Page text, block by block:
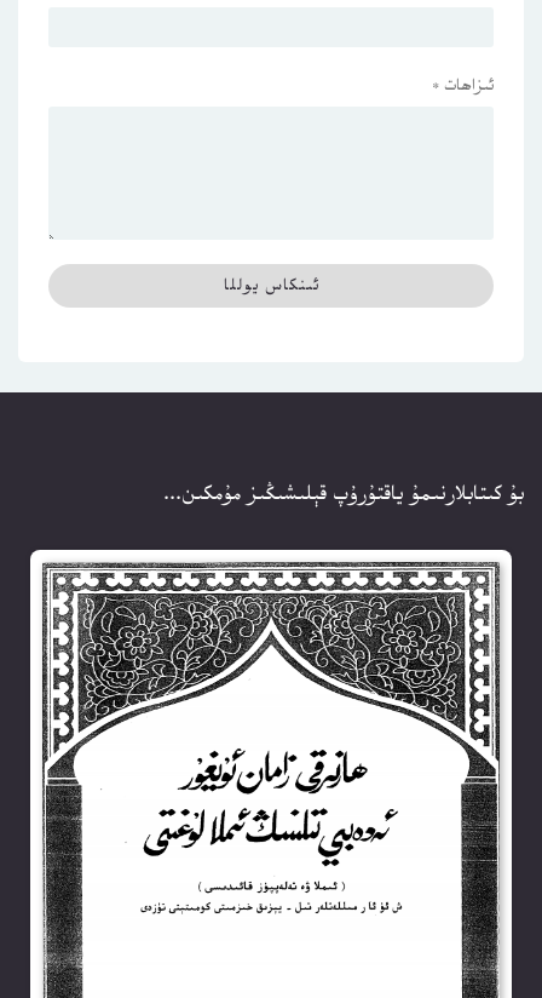
ئىزاھات *
بۇ كىتابلارنىمۇ ياقتۇرۇپ قېلىشىڭىز مۇمكىن...